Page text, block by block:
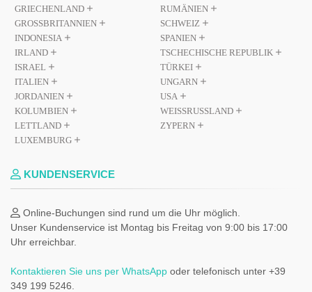
GRIECHENLAND
GROSSBRITANNIEN
INDONESIA
IRLAND
ISRAEL
ITALIEN
JORDANIEN
KOLUMBIEN
LETTLAND
LUXEMBURG
RUMÄNIEN
SCHWEIZ
SPANIEN
TSCHECHISCHE REPUBLIK
TÜRKEI
UNGARN
USA
WEISSRUSSLAND
ZYPERN
KUNDENSERVICE
Online-Buchungen sind rund um die Uhr möglich.
Unser Kundenservice ist Montag bis Freitag von 9:00 bis 17:00
Uhr erreichbar.
Kontaktieren Sie uns per WhatsApp oder telefonisch unter +39
349 199 5246.